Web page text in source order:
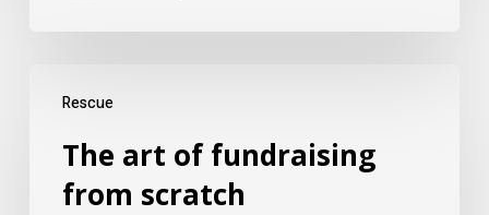
Rescue
The art of fundraising
from scratch